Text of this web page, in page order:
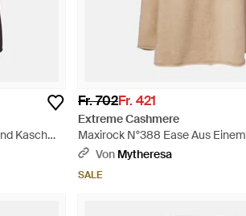
Kaschmir
Fr. 702Fr. 421
Extreme Cashmere
Maxirock N°388 Ease Aus Einem
Kaschmirgemisch - Natur
Von Mytheresa
SALE